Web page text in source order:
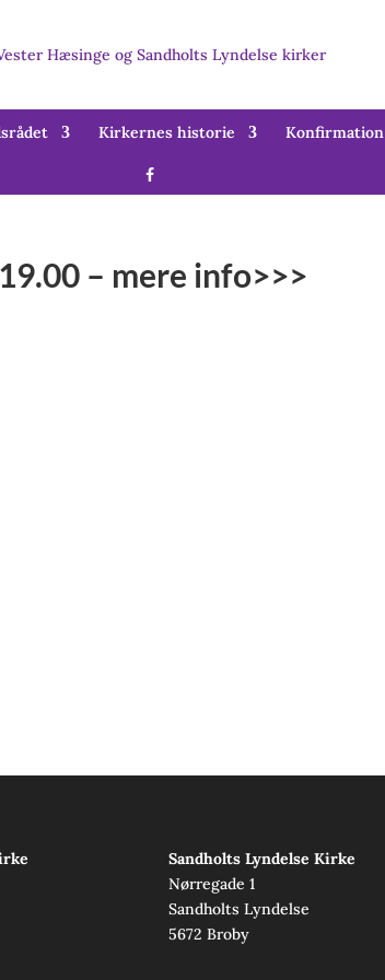
Kirkernes historie Konfirmation
– mere info>>>
Sandholts Lyndelse Kirke
Nørregade 1
Sandholts Lyndelse
5672 Broby